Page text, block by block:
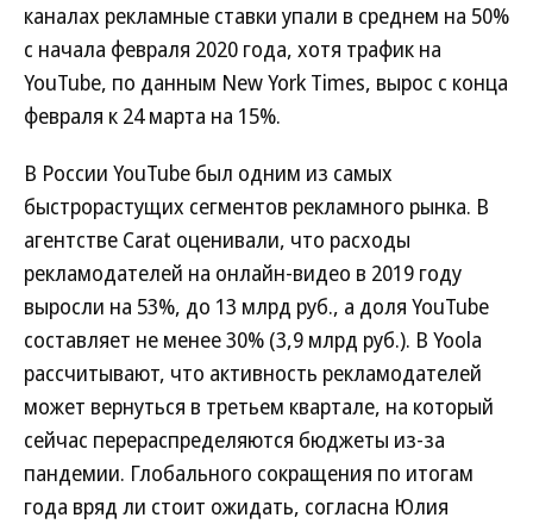
каналах рекламные ставки упали в среднем на 50%
с начала февраля 2020 года, хотя трафик на
YouTube, по данным New York Times, вырос с конца
февраля к 24 марта на 15%.
В России YouTube был одним из самых
быстрорастущих сегментов рекламного рынка. В
агентстве Carat оценивали, что расходы
рекламодателей на онлайн-видео в 2019 году
выросли на 53%, до 13 млрд руб., а доля YouTube
составляет не менее 30% (3,9 млрд руб.). В Yoola
рассчитывают, что активность рекламодателей
может вернуться в третьем квартале, на который
сейчас перераспределяются бюджеты из-за
пандемии. Глобального сокращения по итогам
года вряд ли стоит ожидать, согласна Юлия